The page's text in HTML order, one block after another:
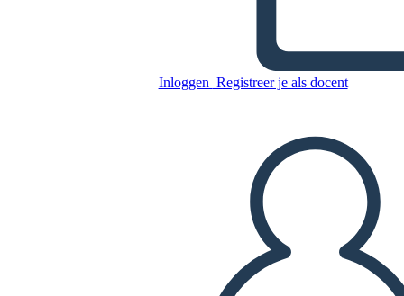
Inloggen Registreer je als docent
Untitled Storyboard
MAAK EEN STORYBOARD
DIAVOORSTELLING AFSPELEN
LEES MIJ VOOR